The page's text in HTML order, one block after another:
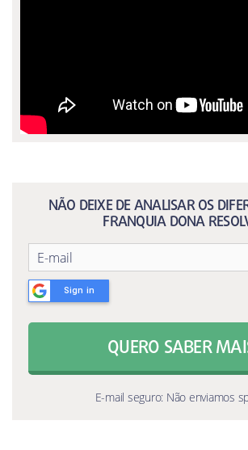
NÃO DEIXE DE ANALISAR OS
FRANQUIA DONA
Sign in
QUERO SABER
E-mail seguro: Não enviamos